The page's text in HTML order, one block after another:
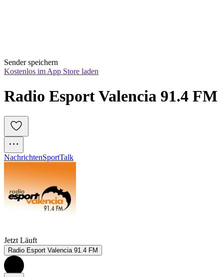
Sender speichern
Kostenlos im App Store laden
Radio Esport Valencia 91.4 FM
NachrichtenSportTalk
Jetzt Läuft
Radio Esport Valencia 91.4 FM